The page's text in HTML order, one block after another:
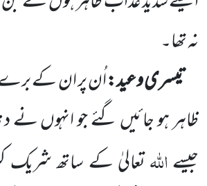
نہ تھا۔
تیسری وعید:اُن پر ان کے
ظاہر ہو جائیں گئے جو انہوں نے
جیسےاللہتعالیٰ کے ساتھ شریک